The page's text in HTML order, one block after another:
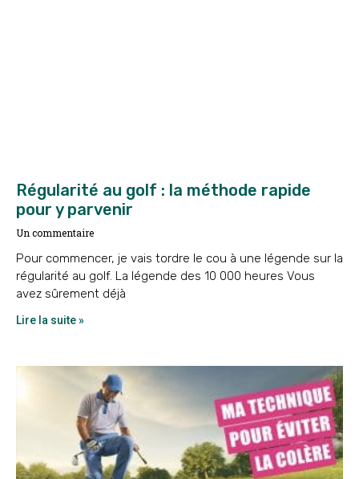
Régularité au golf : la méthode rapide
pour y parvenir
Un commentaire
Pour commencer, je vais tordre le cou à une légende sur la
régularité au golf. La légende des 10 000 heures Vous
avez sûrement déjà
Lire la suite »